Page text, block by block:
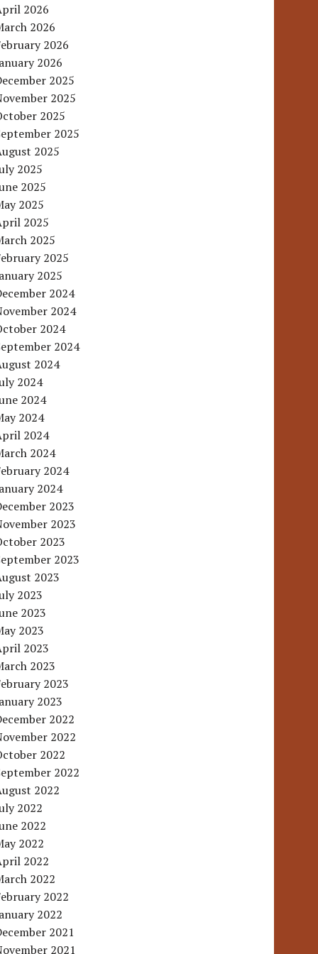
2026
2026
2026
2026
2025
2025
2025
2025
2025
2025
2025
2025
2025
2025
2025
2025
2024
2024
2024
2024
2024
2024
2024
2024
2024
2024
2024
2024
2023
2023
2023
2023
2023
2023
2023
2023
2023
2023
2023
2023
2022
2022
2022
2022
2022
2022
2022
2022
2022
2022
2022
2022
2021
2021